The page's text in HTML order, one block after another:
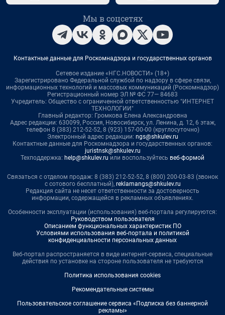
Мы в соцсетях
Контактные данные для Роскомнадзора и государственных органов
Сетевое издание «НГС.НОВОСТИ» (18+)
Зарегистрировано Федеральной службой по надзору в сфере связи,
информационных технологий и массовых коммуникаций (Роскомнадзор)
Регистрационный номер ЭЛ № ФС 77— 84683
Учредитель: Общество с ограниченной ответственностью "ИНТЕРНЕТ
ТЕХНОЛОГИИ"
Главный редактор: Громкова Елена Александровна
Адрес редакции: 630099, Россия, Новосибирск, ул. Ленина, д. 12, 6 этаж,
телефон 8 (383) 212-52-52, 8 (923) 157-00-00 (круглосуточно)
Электронный адрес редакции: ngs@shkulev.ru
Контактные данные для Роскомнадзора и государственных органов:
juristnsk@shkulev.ru
Техподдержка: help@shkulev.ru или воспользуйтесь веб-формой
Связаться с отделом продаж: 8 (383) 212-52-52, 8 (800) 200-03-83 (звонок
с сотового бесплатный), reklamangs@shkulev.ru
Редакция сайта не несет ответственности за достоверность
информации, содержащейся в рекламных объявлениях.
Особенности эксплуатации (использования) веб-портала регулируются:
Руководством пользователя
Описанием функциональных характеристик ПО
Условиями использования веб-портала и политикой
конфиденциальности персональных данных
Веб-портал распространяется в виде интернет-сервиса, специальные
действия по установке на стороне пользователя не требуются
Политика использования cookies
Рекомендательные системы
Пользовательское соглашение сервиса «Подписка без баннерной
рекламы»